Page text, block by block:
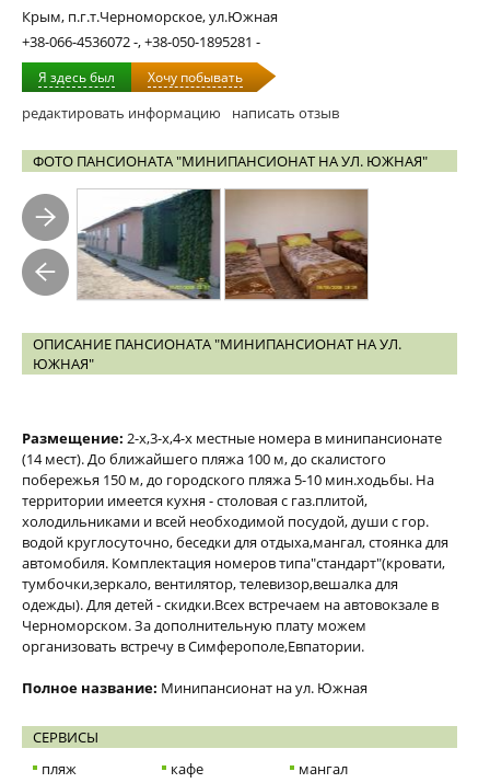
Крым, п.г.т.Черноморское, ул.Южная
+38-066-4536072 -, +38-050-1895281 -
Я здесь был Хочу побывать
редактировать информацию написать отзыв
ФОТО ПАНСИОНАТА "МИНИПАНСИОНАТ НА УЛ. ЮЖНАЯ"
ОПИСАНИЕ ПАНСИОНАТА "МИНИПАНСИОНАТ НА УЛ.
ЮЖНАЯ"
Размещение: 2-х,3-х,4-х местные номера в минипансионате
(14 мест). До ближайшего пляжа 100 м, до скалистого
побережья 150 м, до городского пляжа 5-10 мин.ходьбы. На
территории имеется кухня - столовая с газ.плитой,
холодильниками и всей необходимой посудой, души с гор.
водой круглосуточно, беседки для отдыха,мангал, стоянка для
автомобиля. Комплектация номеров типа"стандарт"(кровати,
тумбочки,зеркало, вентилятор, телевизор,вешалка для
одежды). Для детей - скидки.Всех встречаем на автовокзале в
Черноморском. За дополнительную плату можем
организовать встречу в Симферополе,Евпатории.
Полное название: Минипансионат на ул. Южная
СЕРВИСЫ
пляж
кафе
мангал